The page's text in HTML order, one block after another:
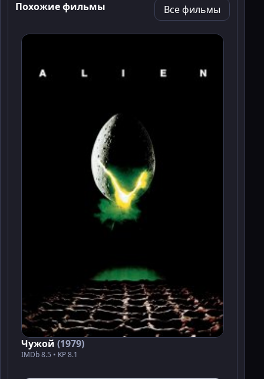
Похожие фильмы Все фильмы
Чужой (1979)
IMDb 8.5 • KP 8.1